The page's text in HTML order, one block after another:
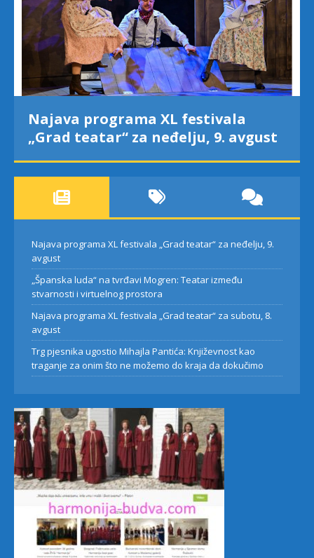
Najava programa XL festivala
„Grad teatar“ za neđelju, 9. avgust
Najava programa XL festivala „Grad teatar“ za neđelju, 9.
avgust
„Španska luda“ na tvrđavi Mogren: Teatar između
stvarnosti i virtuelnog prostora
Najava programa XL festivala „Grad teatar“ za subotu, 8.
avgust
Trg pjesnika ugostio Mihajla Pantića: Književnost kao
traganje za onim što ne možemo do kraja da dokučimo